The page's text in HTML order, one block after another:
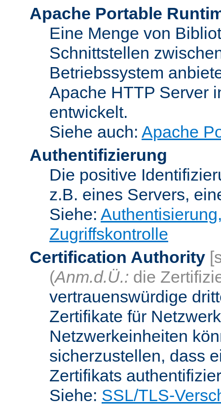
Apache Portable
Eine Menge von
Schnittstellen
Betriebssystem
Apache HTTP Server
entwickelt.
Siehe auch: Apache
Authentifizierung
Die positive
z.B. eines Servers,
Siehe:
Zugriffskontrolle
Certification Authority
(Anm.d.Ü.: die
vertrauenswürdige
Zertifikate für
Netzwerkeinheiten
sicherzustellen, dass
Zertifikats
Siehe: SSL/TLS-